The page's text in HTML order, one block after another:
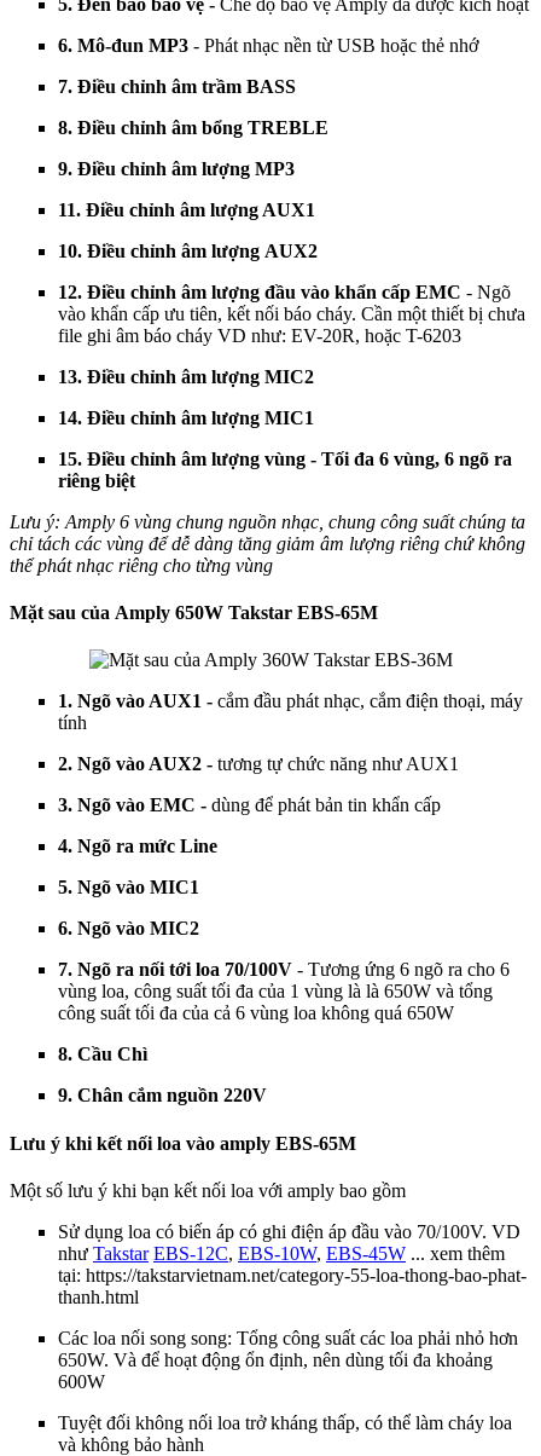
6. Mô-đun MP3 - Phát nhạc nền từ USB hoặc thẻ nhớ
7. Điều chỉnh âm trầm BASS
8. Điều chỉnh âm bổng TREBLE
9. Điều chỉnh âm lượng MP3
11. Điều chỉnh âm lượng AUX1
10. Điều chỉnh âm lượng AUX2
12. Điều chỉnh âm lượng đầu vào khẩn cấp EMC - Ngõ
vào khẩn cấp ưu tiên, kết nối báo cháy. Cần một thiết bị chưa
file ghi âm báo cháy VD như: EV-20R, hoặc T-6203
13. Điều chỉnh âm lượng MIC2
14. Điều chỉnh âm lượng MIC1
15. Điều chỉnh âm lượng vùng - Tối đa 6 vùng, 6 ngõ ra
riêng biệt
Lưu ý: Amply 6 vùng chung nguồn nhạc, chung công suất chúng ta
chỉ tách các vùng để dễ dàng tăng giảm âm lượng riêng chứ không
thể phát nhạc riêng cho từng vùng
Mặt sau của Amply 650W Takstar EBS-65M
1. Ngõ vào AUX1 - cắm đầu phát nhạc, cắm điện thoại, máy
tính
2. Ngõ vào AUX2 - tương tự chức năng như AUX1
3. Ngõ vào EMC - dùng để phát bản tin khẩn cấp
4. Ngõ ra mức Line
5. Ngõ vào MIC1
6. Ngõ vào MIC2
7. Ngõ ra nối tới loa 70/100V - Tương ứng 6 ngõ ra cho 6
vùng loa, công suất tối đa của 1 vùng là là 650W và tổng
công suất tối đa của cả 6 vùng loa không quá 650W
8. Cầu Chì
9. Chân cắm nguồn 220V
Lưu ý khi kết nối loa vào amply EBS-65M
Một số lưu ý khi bạn kết nối loa với amply bao gồm
Sử dụng loa có biến áp có ghi điện áp đầu vào 70/100V. VD
như Takstar EBS-12C, EBS-10W, EBS-45W ... xem thêm
tại: https://takstarvietnam.net/category-55-loa-thong-bao-phat-
thanh.html
Các loa nối song song: Tổng công suất các loa phải nhỏ hơn
650W. Và để hoạt động ổn định, nên dùng tối đa khoảng
600W
Tuyệt đối không nối loa trở kháng thấp, có thể làm cháy loa
và không bảo hành